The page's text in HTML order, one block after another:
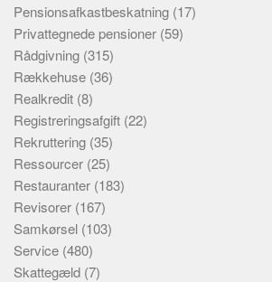
Pensionsafkastbeskatning (17)
Privattegnede pensioner (59)
Rådgivning (315)
Rækkehuse (36)
Realkredit (8)
Registreringsafgift (22)
Rekruttering (35)
Ressourcer (25)
Restauranter (183)
Revisorer (167)
Samkørsel (103)
Service (480)
Skattegæld (7)